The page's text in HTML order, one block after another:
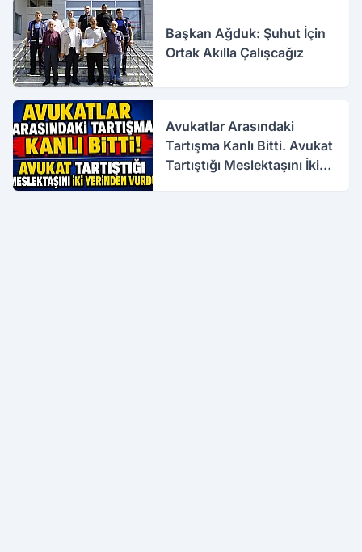
Başkan Ağduk: Şuhut İçin
Ortak Akılla Çalışcağız
Avukatlar Arasındaki
Tartışma Kanlı Bitti. Avukat
Tartıştığı Meslektaşını İki